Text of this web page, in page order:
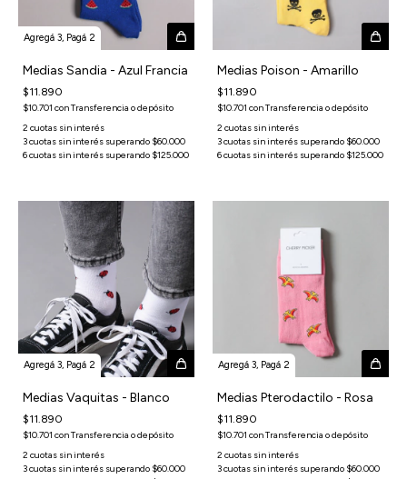
Agregá 3, Pagá 2
Medias Sandia - Azul Francia
$11.890
$10.701 conTransferencia o depósito
Medias Poison - Amarillo
$11.890
$10.701 conTransferencia o depósito
Agregá 3, Pagá 2
Medias Vaquitas - Blanco
$11.890
$10.701 conTransferencia o depósito
Agregá 3, Pagá 2
Medias Pterodactilo - Rosa
$11.890
$10.701 conTransferencia o depósito